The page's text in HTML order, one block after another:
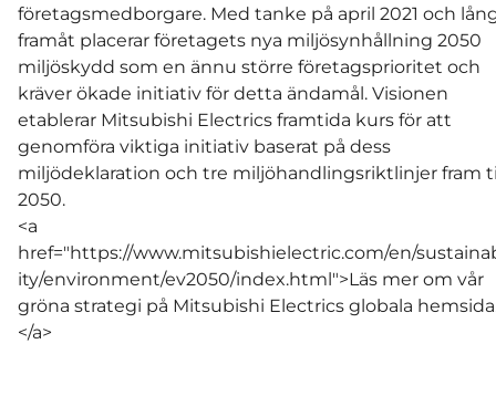
företagsmedborgare. Med tanke på april 2021 och
framåt placerar företagets nya miljösynhållning 2050
miljöskydd som en ännu större företagsprioritet och
kräver ökade initiativ för detta ändamål. Visionen
etablerar Mitsubishi Electrics framtida kurs för att
genomföra viktiga initiativ baserat på dess
miljödeklaration och tre miljöhandlingsriktlinjer fram
2050.
<a
href="https://www.mitsubishielectric.com/en/
ity/environment/ev2050/index.html">Läs mer om vår
gröna strategi på Mitsubishi Electrics globala
</a>